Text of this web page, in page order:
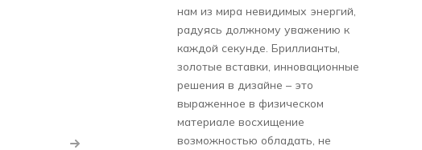
нам из мира невидимых энергий,
радуясь должному уважению к
каждой секунде. Бриллианты,
золотые вставки, инновационные
решения в дизайне – это
выраженное в физическом
материале восхищение
возможностью обладать, не